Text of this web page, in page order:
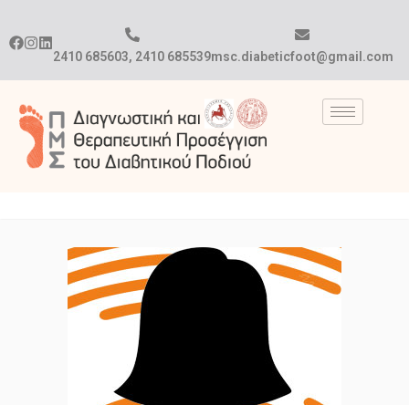
2410 685603, 2410 685539msc.diabeticfoot@gmail.com